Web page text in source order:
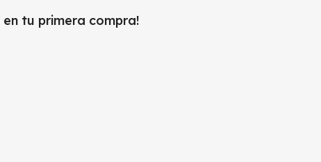
tu primera compra!